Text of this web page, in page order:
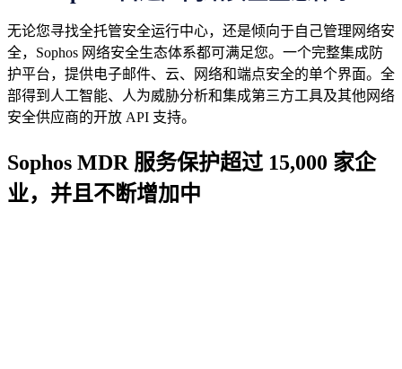
无论您寻找全托管安全运行中心，还是倾向于自己管理网络安
全，Sophos 网络安全生态体系都可满足您。一个完整集成防
护平台，提供电子邮件、云、网络和端点安全的单个界面。全
部得到人工智能、人为威胁分析和集成第三方工具及其他网络
安全供应商的开放 API 支持。
Sophos MDR 服务保护超过 15,000 家企
业，并且不断增加中